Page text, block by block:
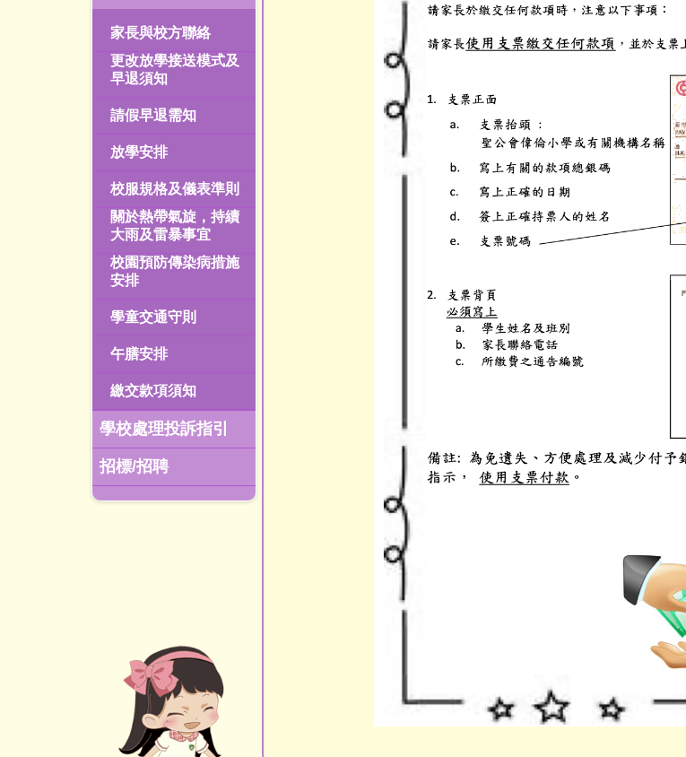
家長與校方聯絡
更改放學接送模式及
早退須知
請假早退需知
放學安排
校服規格及儀表準則
關於熱帶氣旋，持續
大雨及雷暴事宜
校園預防傳染病措施
安排
學童交通守則
午膳安排
繳交款項須知
學校處理投訴指引
招標/招聘